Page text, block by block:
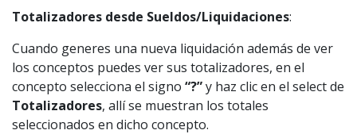
Totalizadores desde Sueldos/Liquidaciones:
Cuando generes una nueva liquidación además de ver
los conceptos puedes ver sus totalizadores, en el
concepto selecciona el signo “?”y haz clic en el select de
Totalizadores, allí se muestran los totales
seleccionados en dicho concepto.